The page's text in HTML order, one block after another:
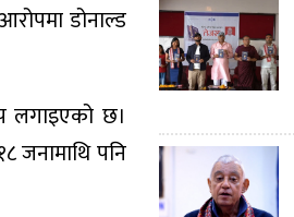
डोनाल्ड
लगाइएको छ।
जनामाथि पनि